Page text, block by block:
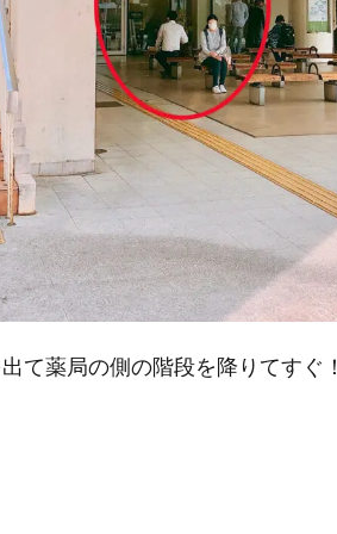
て薬局の側の階段を降りてすぐ！